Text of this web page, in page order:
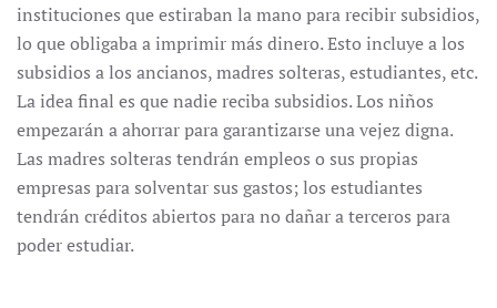
instituciones que estiraban la mano para recibir subsidios,
lo que obligaba a imprimir más dinero. Esto incluye a los
subsidios a los ancianos, madres solteras, estudiantes, etc.
La idea final es que nadie reciba subsidios. Los niños
empezarán a ahorrar para garantizarse una vejez digna.
Las madres solteras tendrán empleos o sus propias
empresas para solventar sus gastos; los estudiantes
tendrán créditos abiertos para no dañar a terceros para
poder estudiar.